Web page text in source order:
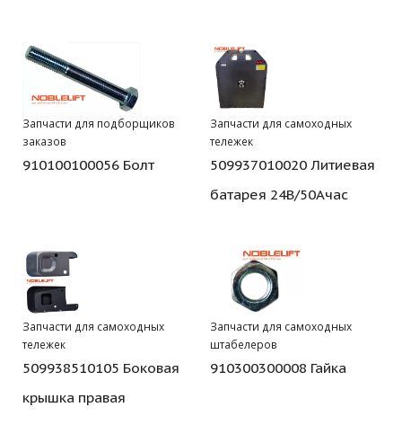
Запчасти для подборщиков
заказов
910100100056 Болт
Запчасти для самоходных
тележек
509937010020 Литиевая
батарея 24В/50Ачас
Запчасти для самоходных
тележек
509938510105 Боковая
крышка правая
Запчасти для самоходных
штабелеров
910300300008 Гайка